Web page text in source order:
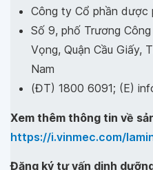
Công ty Cổ phần dược
Số 9, phố Trương
Vọng, Quận Cầu Giấy,
Nam
(ĐT) 1800 6091; (E)
Xem thêm thông tin về
https://i.vinmec.com/
Đăng ký tư vấn dinh